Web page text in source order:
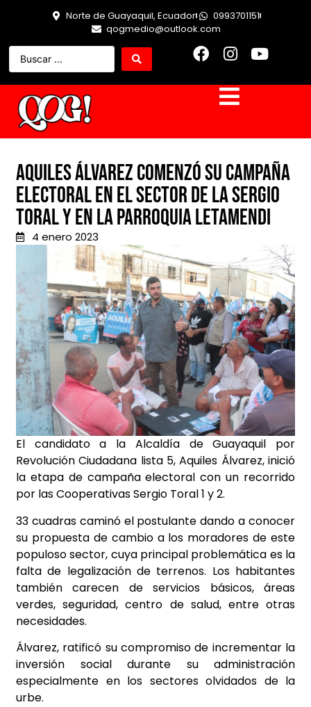
Norte de Guayaquil, Ecuador
0993701151
qogmedio@outlook.com
Aquiles Álvarez comenzó su campaña
electoral en el sector de la Sergio
Toral y en la Parroquia Letamendi
4 enero 2023
El candidato a la Alcaldía de Guayaquil por
Revolución Ciudadana lista 5, Aquiles Álvarez, inició
la etapa de campaña electoral con un recorrido
por las Cooperativas Sergio Toral 1 y 2.
33 cuadras caminó el postulante dando a conocer
su propuesta de cambio a los moradores de este
populoso sector, cuya principal problemática es la
falta de legalización de terrenos. Los habitantes
también carecen de servicios básicos, áreas
verdes, seguridad, centro de salud, entre otras
necesidades.
Álvarez, ratificó su compromiso de incrementar la
inversión social durante su administración
especialmente en los sectores olvidados de la
urbe.